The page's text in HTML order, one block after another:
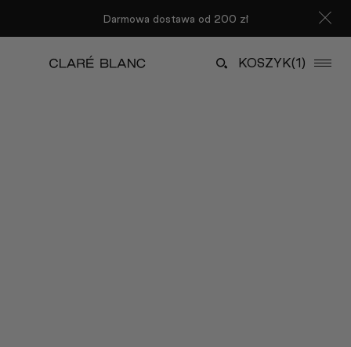
Darmowa dostawa od 200 zł
KOSZYK(1)